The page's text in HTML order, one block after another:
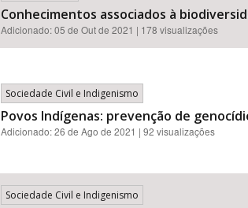
Conhecimentos associados à
Adicionado:05 de Out de 2021 | 178 visualizações
Sociedade Civil e Indigenismo
Povos Indígenas: prevenção de
Adicionado:26 de Ago de 2021 | 92 visualizações
Sociedade Civil e Indigenismo